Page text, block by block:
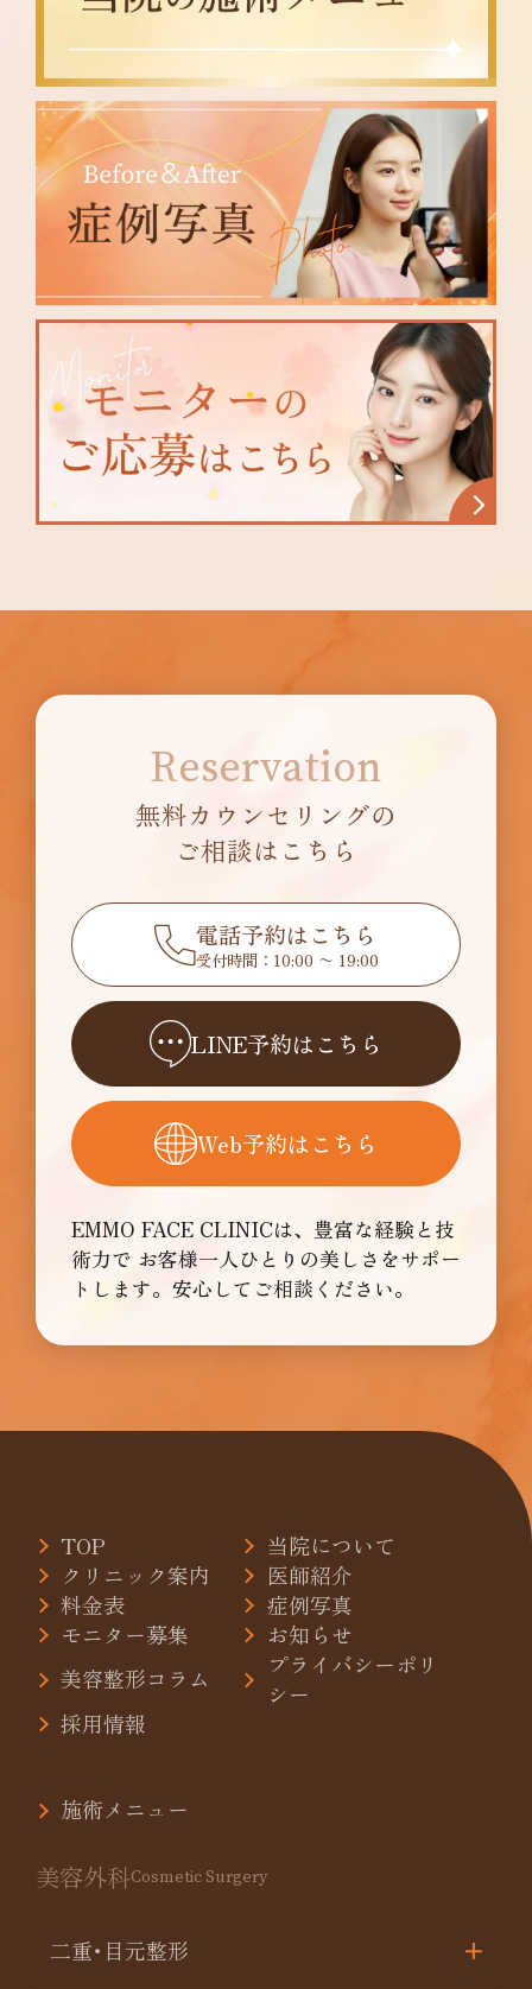
Reservation
無料カウンセリングの
ご相談はこちら
電話予約はこちら
受付時間：10:00 〜 19:00
LINE予約はこちら
Web予約はこちら
EMMO FACE CLINICは、豊富な経験と技
術力で お客様一人ひとりの美しさをサポー
トします。安心してご相談ください。
TOP
当院について
クリニック案内
医師紹介
料金表
症例写真
モニター募集
お知らせ
美容整形コラム
プライバシーポリ
シー
採用情報
施術メニュー
美容外科Cosmetic Surgery
二重･目元整形